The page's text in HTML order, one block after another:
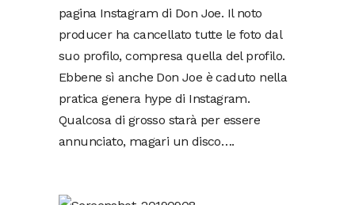
pagina Instagram di Don Joe. Il noto
producer ha cancellato tutte le foto dal
suo profilo, compresa quella del profilo.
Ebbene sì anche Don Joe è caduto nella
pratica genera hype di Instagram.
Qualcosa di grosso starà per essere
annunciato, magari un disco….